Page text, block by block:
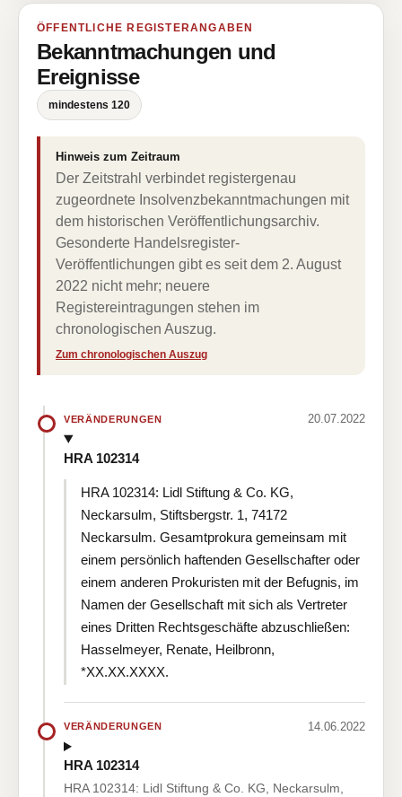
ÖFFENTLICHE REGISTERANGABEN
Bekanntmachungen und
Ereignisse
mindestens 120
Hinweis zum Zeitraum
Der Zeitstrahl verbindet registergenau
zugeordnete Insolvenzbekanntmachungen mit
dem historischen Veröffentlichungsarchiv.
Gesonderte Handelsregister-
Veröffentlichungen gibt es seit dem 2. August
2022 nicht mehr; neuere
Registereintragungen stehen im
chronologischen Auszug.
Zum chronologischen Auszug
VERÄNDERUNGEN 20.07.2022
HRA 102314
HRA 102314: Lidl Stiftung & Co. KG,
Neckarsulm, Stiftsbergstr. 1, 74172
Neckarsulm. Gesamtprokura gemeinsam mit
einem persönlich haftenden Gesellschafter oder
einem anderen Prokuristen mit der Befugnis, im
Namen der Gesellschaft mit sich als Vertreter
eines Dritten Rechtsgeschäfte abzuschließen:
Hasselmeyer, Renate, Heilbronn,
*XX.XX.XXXX.
VERÄNDERUNGEN 14.06.2022
HRA 102314
HRA 102314: Lidl Stiftung & Co. KG, Neckarsulm,